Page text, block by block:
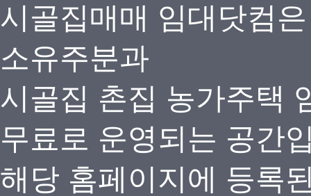
시골집매매 임대닷컴
소유주분과
시골집 촌집 농가주택
무료로 운영되는 공간
해당 홈페이지에 등록